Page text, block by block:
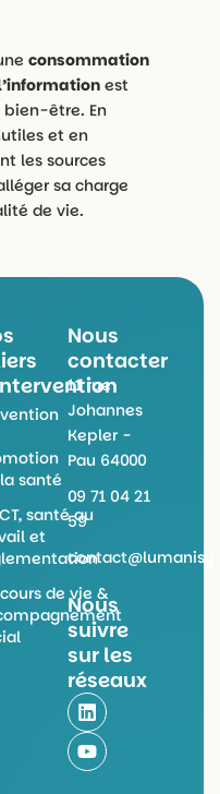
consommation
est
bien-être. En
et en
les sources
sa charge
de vie.
santé
santé au
et
de vie &
Nous
contacter
11 rue
Johannes
Kepler -
Pau 64000
09 71 04 21
59
Nous
suivre
sur les
réseaux
L
i
n
k
e
Y
o
u
t
u